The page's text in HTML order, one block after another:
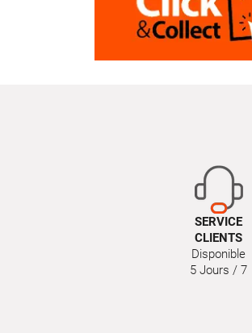
SERVICE
CLIENTS
Disponible
5 Jours / 7